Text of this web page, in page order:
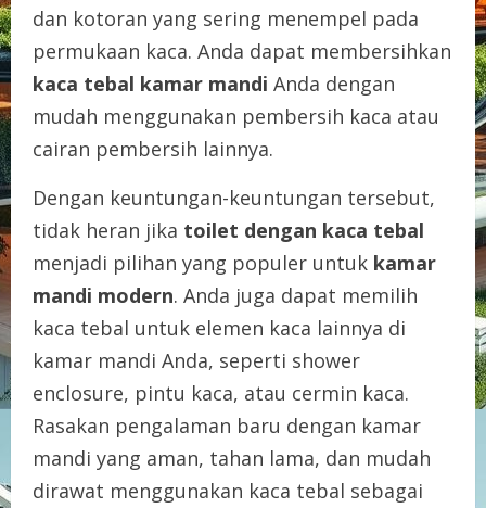
dan kotoran yang sering menempel pada
permukaan kaca. Anda dapat membersihkan
kaca tebal kamar mandi Anda dengan
mudah menggunakan pembersih kaca atau
cairan pembersih lainnya.
Dengan keuntungan-keuntungan tersebut,
tidak heran jika toilet dengan kaca tebal
menjadi pilihan yang populer untuk kamar
mandi modern. Anda juga dapat memilih
kaca tebal untuk elemen kaca lainnya di
kamar mandi Anda, seperti shower
enclosure, pintu kaca, atau cermin kaca.
Rasakan pengalaman baru dengan kamar
mandi yang aman, tahan lama, dan mudah
dirawat menggunakan kaca tebal sebagai